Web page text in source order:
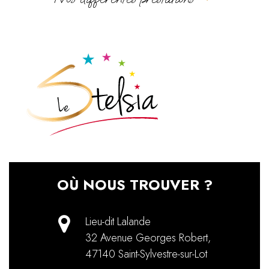
OÙ NOUS TROUVER ?
Lieu-dit Lalande
32 Avenue Georges Robert,
47140 Saint-Sylvestre-sur-Lot